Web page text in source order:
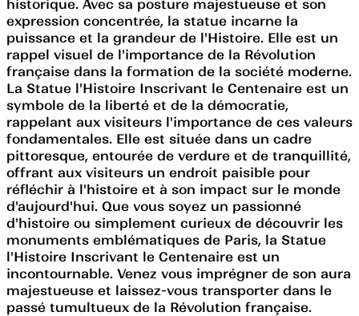
historique. Avec sa posture majestueuse et son
expression concentrée, la statue incarne la
puissance et la grandeur de l'Histoire. Elle est un
rappel visuel de l'importance de la Révolution
française dans la formation de la société moderne.
La Statue l'Histoire Inscrivant le Centenaire est un
symbole de la liberté et de la démocratie,
rappelant aux visiteurs l'importance de ces valeurs
fondamentales. Elle est située dans un cadre
pittoresque, entourée de verdure et de tranquillité,
offrant aux visiteurs un endroit paisible pour
réfléchir à l'histoire et à son impact sur le monde
d'aujourd'hui. Que vous soyez un passionné
d'histoire ou simplement curieux de découvrir les
monuments emblématiques de Paris, la Statue
l'Histoire Inscrivant le Centenaire est un
incontournable. Venez vous imprégner de son aura
majestueuse et laissez-vous transporter dans le
passé tumultueux de la Révolution française.